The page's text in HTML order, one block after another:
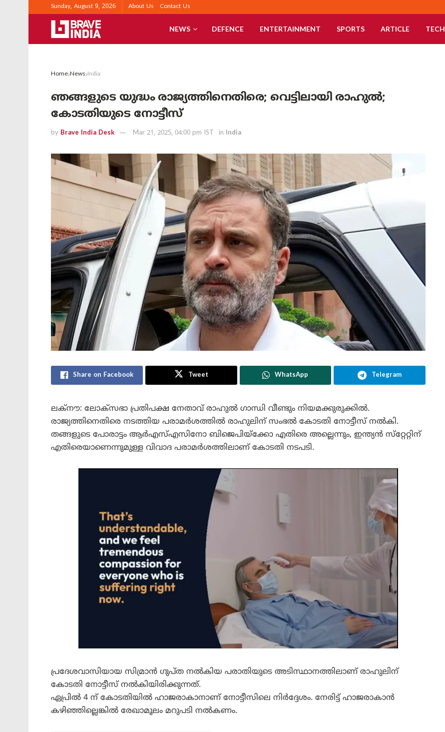
Sunday, August 9, 2026 About Us Contact Us
NEWS DEFENCE ENTERTAINMENT SPORTS ARTICLE TECH
Home News India
ഞങ്ങളുടെ യുദ്ധം രാജ്യത്തിനെതിരെ; വെട്ടിലായി രാഹുൽ;
കോടതിയുടെ നോട്ടീസ്
by Brave India Desk Mar 21, 2025, 04:00 pm IST in India
Share on Facebook Tweet WhatsApp Telegram
ലക്‌നൗ: ലോക്‌സഭാ പ്രതിപക്ഷ നേതാവ് രാഹുൽ ഗാന്ധി വീണ്ടും നിയമക്കുരുക്കിൽ.
രാജ്യത്തിനെതിരെ നടത്തിയ പരാമർശത്തിൽ രാഹുലിന് സംഭൽ കോടതി നോട്ടീസ് നൽകി.
തങ്ങളുടെ പോരാട്ടം ആർഎസ്എസിനോ ബിജെപിയ്‌ക്കോ എതിരെ അല്ലെന്നും, ഇന്ത്യൻ സ്‌റ്റേറ്റിന്
എതിരെയാണെന്നുമുള്ള വിവാദ പരാമർശത്തിലാണ് കോടതി നടപടി.
പ്രദേശവാസിയായ സിമ്രാൻ ഗുപ്ത നൽകിയ പരാതിയുടെ അടിസ്ഥാനത്തിലാണ് രാഹുലിന്
കോടതി നോട്ടീസ് നൽകിയിരിക്കുന്നത്.
ഏപ്രിൽ 4 ന് കോടതിയിൽ ഹാജരാകാനാണ് നോട്ടീസിലെ നിർദ്ദേശം. നേരിട്ട് ഹാജരാകാൻ
കഴിഞ്ഞില്ലെങ്കിൽ രേഖാമൂലം മറുപടി നൽകണം.